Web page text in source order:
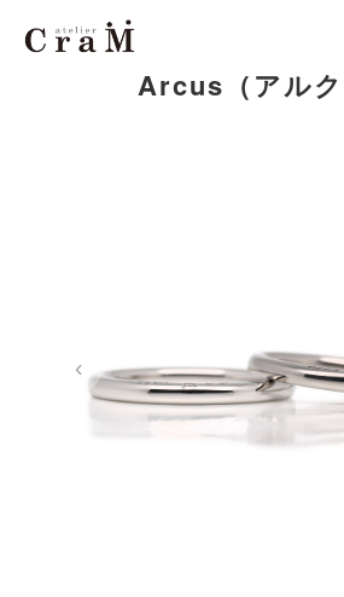
Arcus（アルク
‹
セットリング